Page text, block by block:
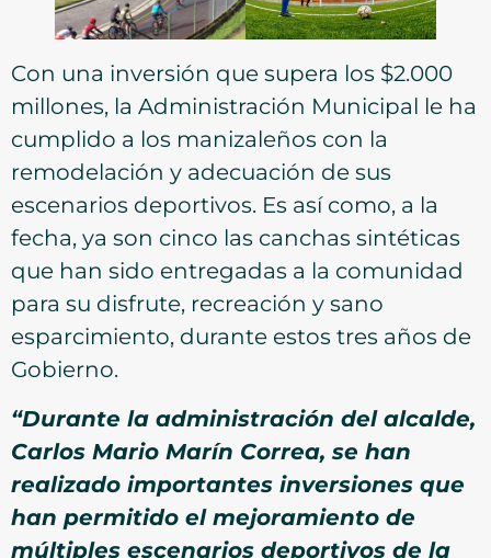
Con una inversión que supera los $2.000
millones, la Administración Municipal le ha
cumplido a los manizaleños con la
remodelación y adecuación de sus
escenarios deportivos. Es así como, a la
fecha, ya son cinco las canchas sintéticas
que han sido entregadas a la comunidad
para su disfrute, recreación y sano
esparcimiento, durante estos tres años de
Gobierno.
“Durante la administración del alcalde,
Carlos Mario Marín Correa, se han
realizado importantes inversiones que
han permitido el mejoramiento de
múltiples escenarios deportivos de la